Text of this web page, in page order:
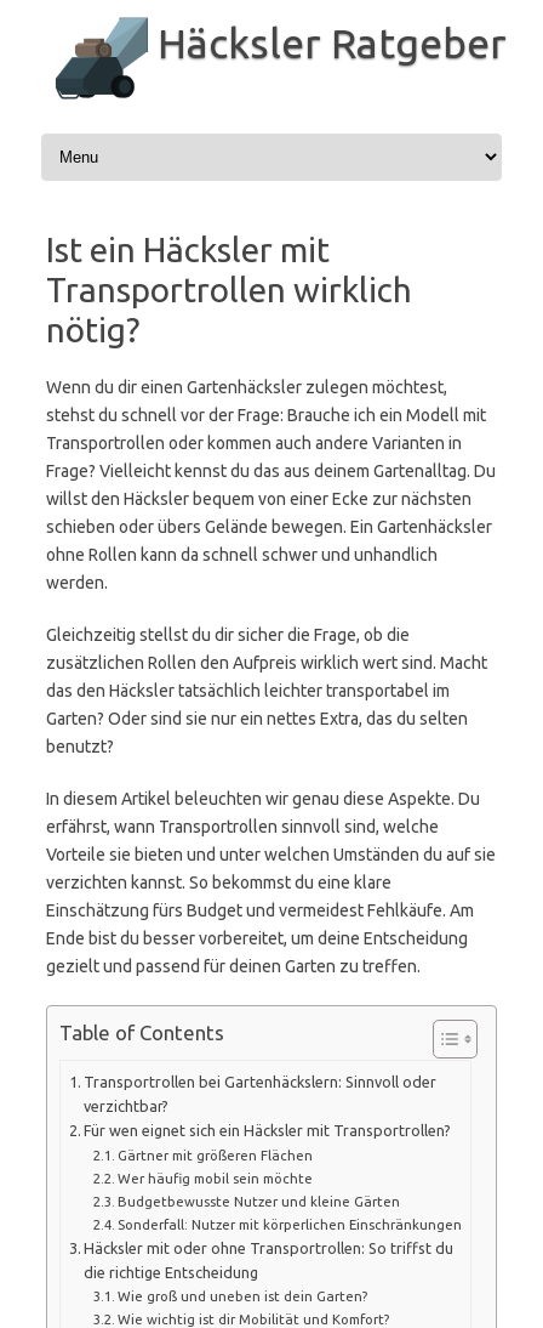
springen
Häcksler Ratgeber
Ist ein Häcksler mit
Transportrollen wirklich
nötig?
Wenn du dir einen Gartenhäcksler zulegen möchtest,
stehst du schnell vor der Frage: Brauche ich ein Modell mit
Transportrollen oder kommen auch andere Varianten in
Frage? Vielleicht kennst du das aus deinem Gartenalltag. Du
willst den Häcksler bequem von einer Ecke zur nächsten
schieben oder übers Gelände bewegen. Ein Gartenhäcksler
ohne Rollen kann da schnell schwer und unhandlich
werden.
Gleichzeitig stellst du dir sicher die Frage, ob die
zusätzlichen Rollen den Aufpreis wirklich wert sind. Macht
das den Häcksler tatsächlich leichter transportabel im
Garten? Oder sind sie nur ein nettes Extra, das du selten
benutzt?
In diesem Artikel beleuchten wir genau diese Aspekte. Du
erfährst, wann Transportrollen sinnvoll sind, welche
Vorteile sie bieten und unter welchen Umständen du auf sie
verzichten kannst. So bekommst du eine klare
Einschätzung fürs Budget und vermeidest Fehlkäufe. Am
Ende bist du besser vorbereitet, um deine Entscheidung
gezielt und passend für deinen Garten zu treffen.
Table of Contents
Transportrollen bei Gartenhäckslern: Sinnvoll oder
verzichtbar?
Für wen eignet sich ein Häcksler mit Transportrollen?
Gärtner mit größeren Flächen
Wer häufig mobil sein möchte
Budgetbewusste Nutzer und kleine Gärten
Sonderfall: Nutzer mit körperlichen Einschränkungen
Häcksler mit oder ohne Transportrollen: So triffst du
die richtige Entscheidung
Wie groß und uneben ist dein Garten?
Wie wichtig ist dir Mobilität und Komfort?